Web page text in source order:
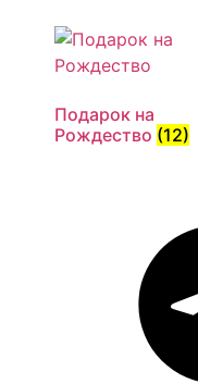
Подарок на
Рождество (12)